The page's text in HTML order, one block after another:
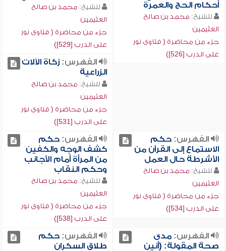
أحكام الحج والعمرة
للشيخ: محمد بن صالح
العثيمين
جزء من محاضرة ( فتاوى نور
على الدرب [526])
للشيخ: محمد بن صالح
العثيمين
جزء من محاضرة ( فتاوى نور
على الدرب [529])
الفهرس:زكاة الآلات
الزراعية
للشيخ: محمد بن صالح
العثيمين
جزء من محاضرة ( فتاوى نور
على الدرب [531])
الفهرس:حكم
الاستماع إلى القرآن من
الأشرطة حال العمل
للشيخ: محمد بن صالح
العثيمين
جزء من محاضرة ( فتاوى نور
على الدرب [534])
الفهرس:حكم
كشف الوجه والكفين
من المرأة أمام الأجانب
وحكم النقاب
للشيخ: محمد بن صالح
العثيمين
جزء من محاضرة ( فتاوى نور
على الدرب [538])
الفهرس:مدى
صحة المقولة: (أنين
الفهرس:حكم
طلاق السكران